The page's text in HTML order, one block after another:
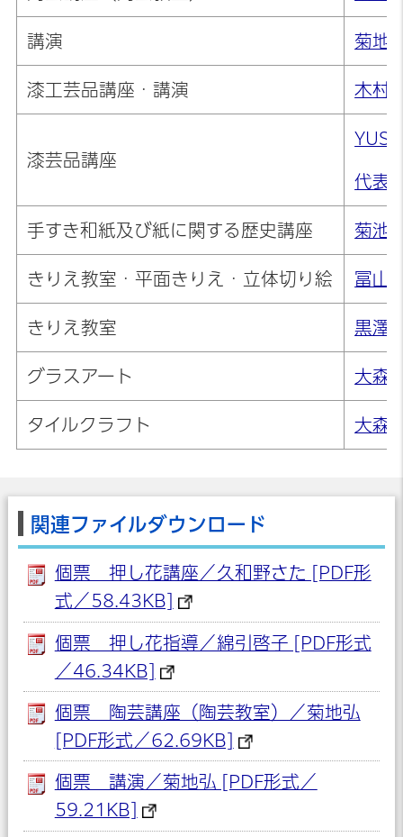
講演 菊地
漆工芸品講座・講演 木村
漆芸品講座
YUS
代表
手すき和紙及び紙に関する歴史講座 菊池
きりえ教室・平面きりえ・立体切り絵 冨山
きりえ教室 黒澤
グラスアート 大森
タイルクラフト 大森
関連ファイルダウンロード
個票 押し花講座／久和野さた [PDF形
式／58.43KB]
個票 押し花指導／綿引啓子 [PDF形式
／46.34KB]
個票 陶芸講座（陶芸教室）／菊地弘
[PDF形式／62.69KB]
個票 講演／菊地弘 [PDF形式／
59.21KB]